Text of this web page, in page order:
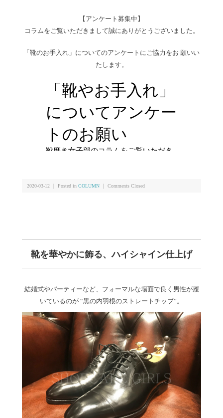
【アンケート募集中】
コラムをご覧いただきまして誠にありがとうございました。
「靴のお手入れ」についてのアンケートにご協力をお 願いい
たします。
2020-03-12 ｜ Posted in COLUMN Comments Closed
靴を華やかに飾る、ハイシャイン仕上げ
結婚式やパーティーなど、フォーマルな場面で良く男性が履
いているのが “黒の内羽根のストレートチップ”。